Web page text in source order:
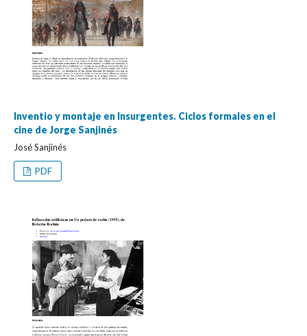
Inventio y montaje en Insurgentes. Ciclos formales en el
cine de Jorge Sanjinés
José Sanjinés
PDF